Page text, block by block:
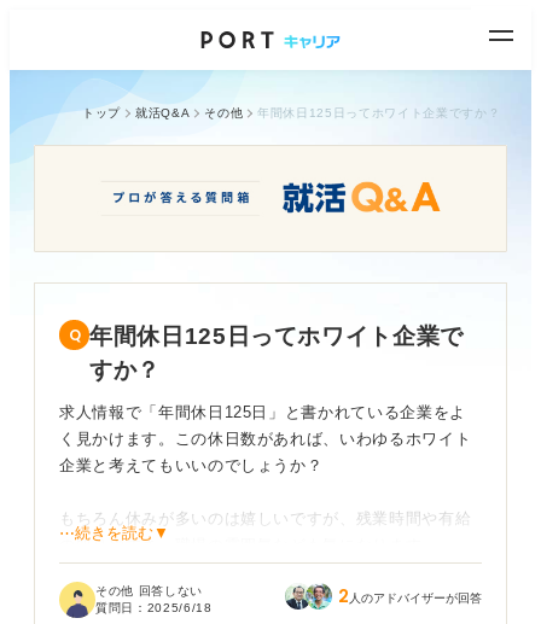
トップ 就活Q&A その他 年間休日125日ってホワイト企業ですか？
年間休日125日ってホワイト企業で
すか？
求人情報で「年間休日125日」と書かれている企業をよ
く見かけます。この休日数があれば、いわゆるホワイト
企業と考えてもいいのでしょうか？
もちろん休みが多いのは嬉しいですが、残業時間や有給
の取りやすさ、職場の雰囲気なども気になります。
険なのかな、とも思っています。
⋯続きを読む▼
その他 回答しない
質問日： 2025/6/18 2 人のアドバイザーが回答